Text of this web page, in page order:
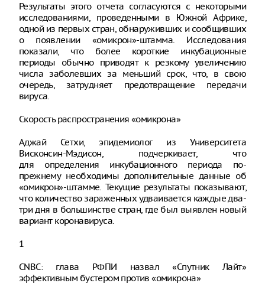
Результаты этого отчета согласуются с некоторыми
исследованиями, проведенными в Южной Африке,
одной из первых стран, обнаруживших и сообщивших
о появлении «омикрон»-штамма. Исследования
показали, что более короткие инкубационные
периоды обычно приводят к резкому увеличению
числа заболевших за меньший срок, что, в свою
очередь, затрудняет предотвращение передачи
вируса.
Скорость распространения «омикрона»
Аджай Сетхи, эпидемиолог из Университета
Висконсин-Мэдисон, подчеркивает, что
для определения инкубационного периода по-
прежнему необходимы дополнительные данные об
«омикрон»-штамме. Текущие результаты показывают,
что количество зараженных удваивается каждые два-
три дня в большинстве стран, где был выявлен новый
вариант коронавируса.
1
CNBC: глава РФПИ назвал «Спутник Лайт»
эффективным бустером против «омикрона»